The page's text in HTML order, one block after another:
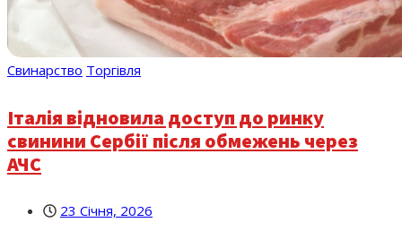
Свинарство Торгівля
Італія відновила доступ до ринку
свинини Сербії після обмежень через
АЧС
23 Січня, 2026